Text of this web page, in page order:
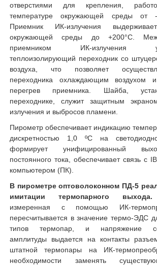
Логгер цифровых датчиков
ЛЦД-2-SD/RM
отверстиями для крепления,
температуре окружающей среды от
Приемник ИК-излучения
окружающей среды до +200°С.
приемником ИК-излучения
теплоизолирующий переходник со
воздуха, что позволяет
переходника охлаждающим воздухом и
перегрев приемника. Шайба,
переходнике, служит защитным
излучения и выбросов пламени.
Пирометр обеспечивает индикацию
дискретностью 1,0 ºС на
формирует унифицированный
постоянного тока, обеспечивает связь с
компьютером (ПК).
В пирометре оптоволоконном ПД-5
имитации термопарного
измеренная с помощью ИК-
пересчитывается в значение термо-ЭДС
типов термопар, и напряжение
амплитуды выдается на контакты
штатной термопары на ИК-
необходимости заменять